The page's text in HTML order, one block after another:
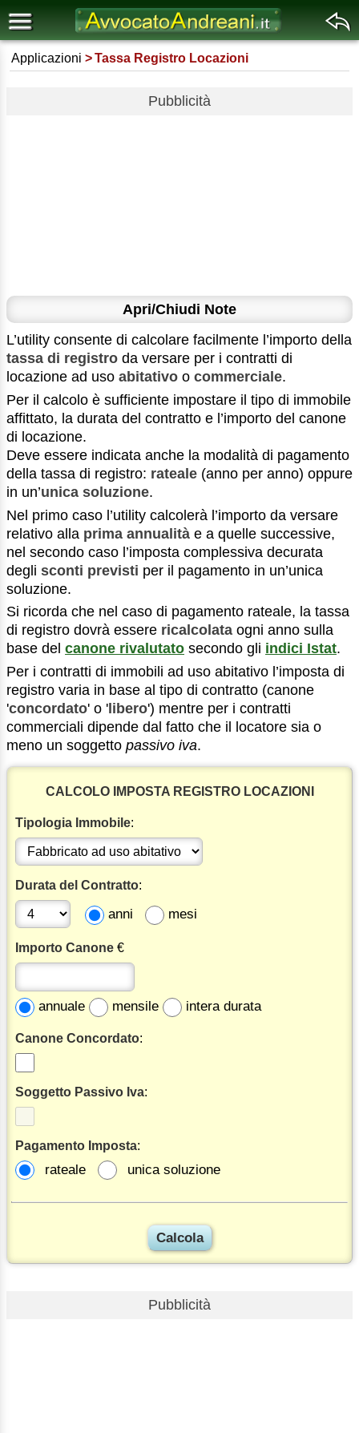
Applicazioni Tassa Registro Locazioni
Pubblicità
Apri/Chiudi Note
L’utility consente di calcolare facilmente l’importo della
tassa di registro da versare per i contratti di
locazione ad uso abitativo o commerciale.
Per il calcolo è sufficiente impostare il tipo di immobile
affittato, la durata del contratto e l’importo del canone
di locazione.
Deve essere indicata anche la modalità di pagamento
della tassa di registro: rateale (anno per anno) oppure
in un’unica soluzione.
Nel primo caso l’utility calcolerà l’importo da versare
relativo alla prima annualità e a quelle successive,
nel secondo caso l’imposta complessiva decurata
degli sconti previsti per il pagamento in un’unica
soluzione.
Si ricorda che nel caso di pagamento rateale, la tassa
di registro dovrà essere ricalcolata ogni anno sulla
base del canone rivalutato secondo gli indici Istat.
Per i contratti di immobili ad uso abitativo l’imposta di
registro varia in base al tipo di contratto (canone
'concordato' o ' libero') mentre per i contratti
commerciali dipende dal fatto che il locatore sia o
meno un soggetto passivo iva.
CALCOLO IMPOSTA REGISTRO LOCAZIONI
Tipologia Immobile:
Durata del Contratto:
anni mesi
Importo Canone €
annuale mensile intera durata
Canone Concordato:
Soggetto Passivo Iva:
Pagamento Imposta:
rateale unica soluzione
Pubblicità